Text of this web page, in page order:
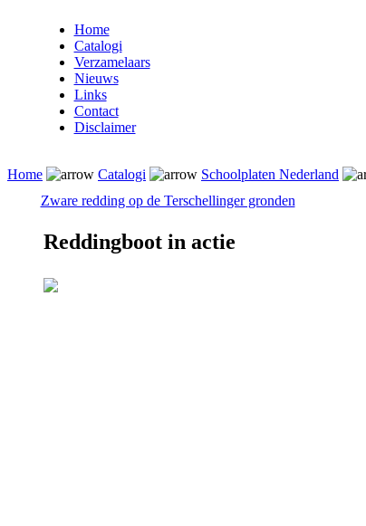
Home
Catalogi
Verzamelaars
Nieuws
Links
Contact
Disclaimer
Home Catalogi Schoolplaten Nederland
Zware redding op de Terschellinger gronden
Reddingboot in actie